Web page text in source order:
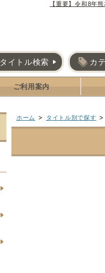
【重要】令和8年
タイトル検索 カ
ご利用案内
ホーム > タイトル別で探す >